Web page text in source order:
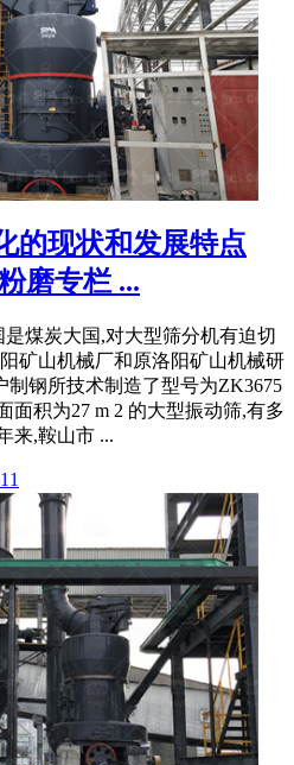
的现状和发展特点
磨专栏 ...
是煤炭大国,对大型筛分机有迫切
矿山机械厂和原洛阳矿山机械研
制钢所技术制造了型号为ZK3675
面积为27 m 2 的大型振动筛,有多
来,鞍山市 ...